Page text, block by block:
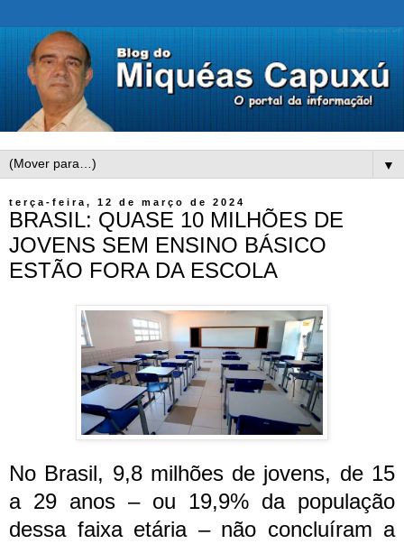
▼
terça-feira, 12 de março de 2024
BRASIL: QUASE 10 MILHÕES DE
JOVENS SEM ENSINO BÁSICO
ESTÃO FORA DA ESCOLA
No Brasil, 9,8 milhões de jovens, de 15
a 29 anos – ou 19,9% da população
dessa faixa etária – não concluíram a